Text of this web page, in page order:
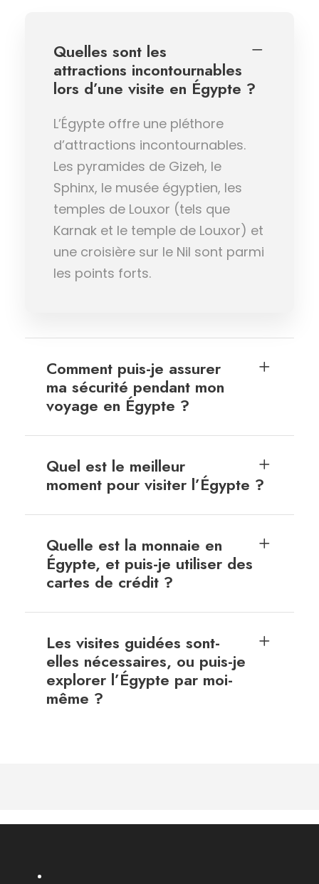
Quelles sont les
attractions incontournables
lors d’une visite en Égypte ?
L’Égypte offre une pléthore
d’attractions incontournables.
Les pyramides de Gizeh, le
Sphinx, le musée égyptien, les
temples de Louxor (tels que
Karnak et le temple de Louxor) et
une croisière sur le Nil sont parmi
les points forts.
Comment puis-je assurer
ma sécurité pendant mon
voyage en Égypte ?
Quel est le meilleur
moment pour visiter l’Égypte ?
Quelle est la monnaie en
Égypte, et puis-je utiliser des
cartes de crédit ?
Les visites guidées sont-
elles nécessaires, ou puis-je
explorer l’Égypte par moi-
même ?